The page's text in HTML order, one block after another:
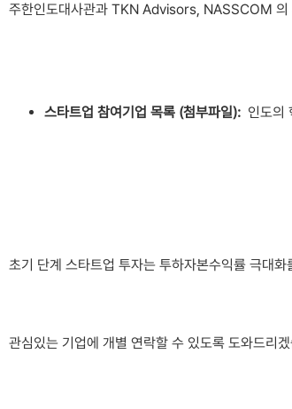
주한인도대사관과 TKN Advisors, NASSCOM 의
스타트업 참여기업 목록 (첨부파일): 인도의
초기 단계 스타트업 투자는 투하자본수익률 극대
관심있는 기업에 개별 연락할 수 있도록 도와드리